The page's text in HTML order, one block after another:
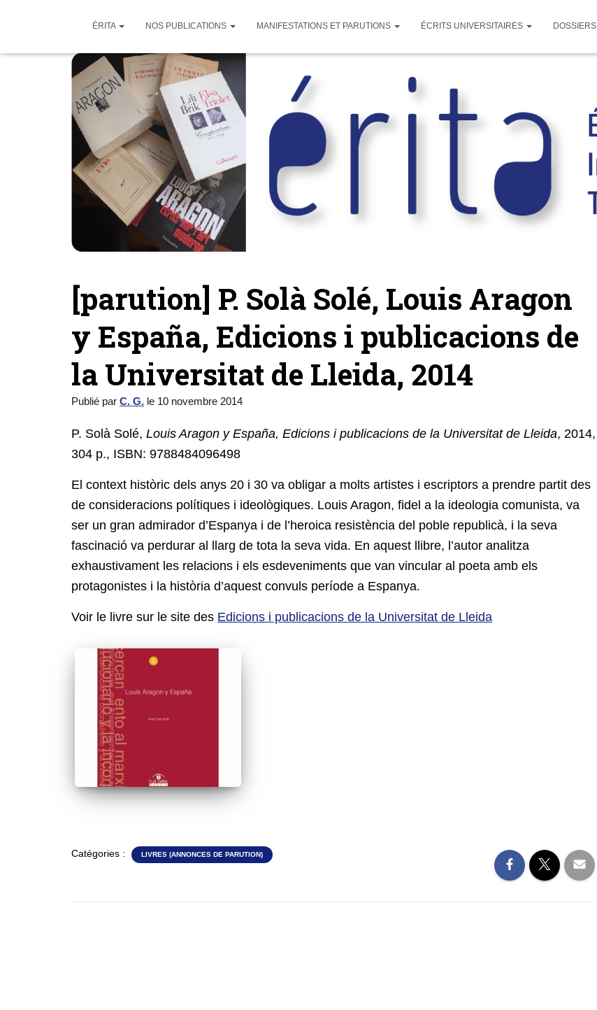
ÉRITA NOS PUBLICATIONS MANIFESTATIONS ET PARUTIONS ÉCRITS UNIVERSITAIRES DOSSIERS
[parution] P. Solà Solé, Louis Aragon
y España, Edicions i publicacions de
la Universitat de Lleida, 2014
Publié par C. G. le 10 novembre 2014
P. Solà Solé, Louis Aragon y España, Edicions i publicacions de la Universitat de Lleida, 2014,
304 p., ISBN: 9788484096498
El context històric dels anys 20 i 30 va obligar a molts artistes i escriptors a prendre partit des
de consideracions polítiques i ideològiques. Louis Aragon, fidel a la ideologia comunista, va
ser un gran admirador d’Espanya i de l’heroica resistència del poble republicà, i la seva
fascinació va perdurar al llarg de tota la seva vida. En aquest llibre, l’autor analitza
exhaustivament les relacions i els esdeveniments que van vincular al poeta amb els
protagonistes i la història d’aquest convuls període a Espanya.
Voir le livre sur le site des Edicions i publicacions de la Universitat de Lleida
Catégories : LIVRES (ANNONCES DE PARUTION)